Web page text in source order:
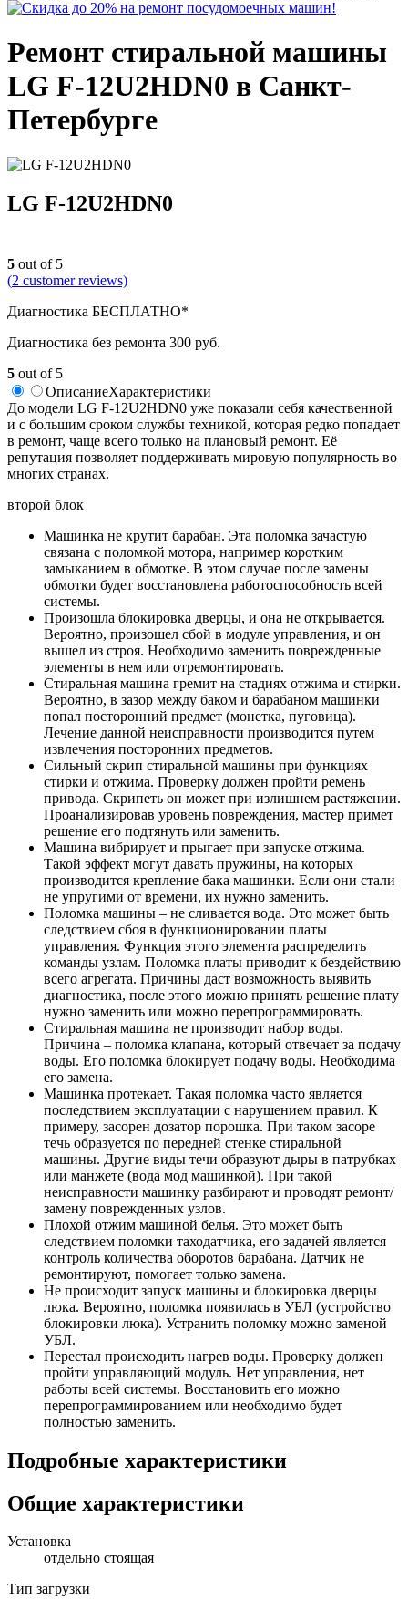
Ремонт стиральной машины
LG F-12U2HDN0 в Санкт-
Петербурге
LG F-12U2HDN0
5 out of 5
(2 customer reviews)
Диагностика БЕСПЛАТНО*
Диагностика без ремонта 300 руб.
5 out of 5
ОписаниеХарактеристики
До модели LG F-12U2HDN0 уже показали себя качественной
и с большим сроком службы техникой, которая редко попадает
в ремонт, чаще всего только на плановый ремонт. Её
репутация позволяет поддерживать мировую популярность во
многих странах.
второй блок
Машинка не крутит барабан. Эта поломка зачастую
связана с поломкой мотора, например коротким
замыканием в обмотке. В этом случае после замены
обмотки будет восстановлена работоспособность всей
системы.
Произошла блокировка дверцы, и она не открывается.
Вероятно, произошел сбой в модуле управления, и он
вышел из строя. Необходимо заменить поврежденные
элементы в нем или отремонтировать.
Стиральная машина гремит на стадиях отжима и стирки.
Вероятно, в зазор между баком и барабаном машинки
попал посторонний предмет (монетка, пуговица).
Лечение данной неисправности производится путем
извлечения посторонних предметов.
Сильный скрип стиральной машины при функциях
стирки и отжима. Проверку должен пройти ремень
привода. Скрипеть он может при излишнем растяжении.
Проанализировав уровень повреждения, мастер примет
решение его подтянуть или заменить.
Машина вибрирует и прыгает при запуске отжима.
Такой эффект могут давать пружины, на которых
производится крепление бака машинки. Если они стали
не упругими от времени, их нужно заменить.
Поломка машины – не сливается вода. Это может быть
следствием сбоя в функционировании платы
управления. Функция этого элемента распределить
команды узлам. Поломка платы приводит к бездействию
всего агрегата. Причины даст возможность выявить
диагностика, после этого можно принять решение плату
нужно заменить или можно перепрограммировать.
Стиральная машина не производит набор воды.
Причина – поломка клапана, который отвечает за подачу
воды. Его поломка блокирует подачу воды. Необходима
его замена.
Машинка протекает. Такая поломка часто является
последствием эксплуатации с нарушением правил. К
примеру, засорен дозатор порошка. При таком засоре
течь образуется по передней стенке стиральной
машины. Другие виды течи образуют дыры в патрубках
или манжете (вода мод машинкой). При такой
неисправности машинку разбирают и проводят ремонт/
замену поврежденных узлов.
Плохой отжим машиной белья. Это может быть
следствием поломки таходатчика, его задачей является
контроль количества оборотов барабана. Датчик не
ремонтируют, помогает только замена.
Не происходит запуск машины и блокировка дверцы
люка. Вероятно, поломка появилась в УБЛ (устройство
блокировки люка). Устранить поломку можно заменой
УБЛ.
Перестал происходить нагрев воды. Проверку должен
пройти управляющий модуль. Нет управления, нет
работы всей системы. Восстановить его можно
перепрограммированием или необходимо будет
полностью заменить.
Подробные характеристики
Общие характеристики
Установка
отдельно стоящая
Тип загрузки